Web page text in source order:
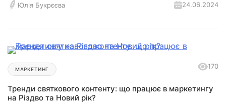
Юлія Букрєєва 24.06.2024
МАРКЕТИНГ 170
Тренди святкового контенту: що працює в маркетингу
на Різдво та Новий рік?